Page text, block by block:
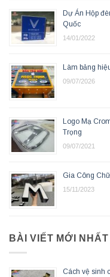
Dự Án Hộp
Quốc
14/01/2022
Làm bảng
09/07/2026
Logo Mạ
Trọng
09/07/2021
Gia Công
15/11/2023
BÀI VIẾT MỚI NHẤT
Cách vệ sinh